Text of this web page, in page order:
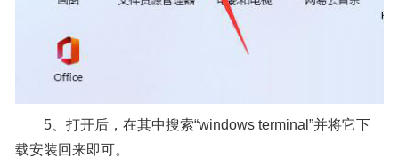
5、打开后，在其中搜索“windows terminal”并将它下
载安装回来即可。